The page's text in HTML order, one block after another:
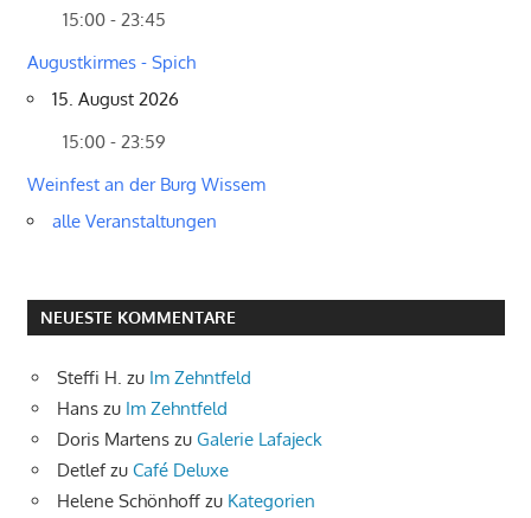
15:00 - 23:45
Augustkirmes - Spich
15. August 2026
15:00 - 23:59
Weinfest an der Burg Wissem
alle Veranstaltungen
NEUESTE KOMMENTARE
Steffi H. zu Im Zehntfeld
Hans zu Im Zehntfeld
Doris Martens zu Galerie Lafajeck
Detlefzu Café Deluxe
Helene Schönhoff zu Kategorien